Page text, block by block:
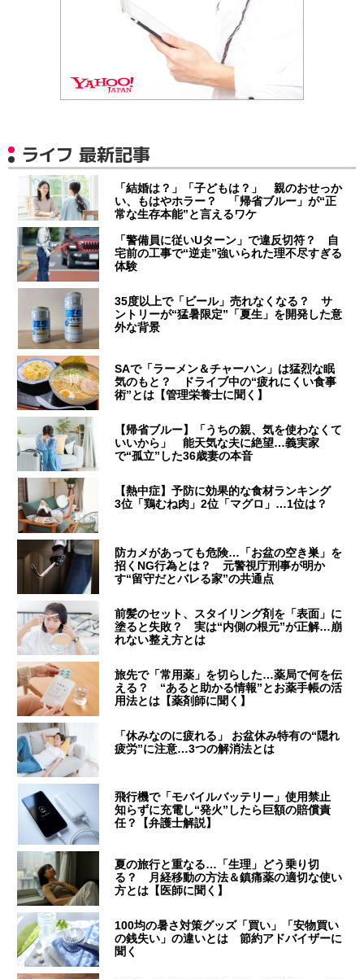
ライフ 最新記事
「結婚は？」「子どもは？」 親のおせっか
い、もはやホラー？ 「帰省ブルー」が“正
常な生存本能”と言えるワケ
「警備員に従いUターン」で違反切符？ 自
宅前の工事で“逆走”強いられた理不尽すぎる
体験
35度以上で「ビール」売れなくなる？ サ
ントリーが“猛暑限定”「夏生」を開発した意
外な背景
SAで「ラーメン＆チャーハン」は猛烈な眠
気のもと？ ドライブ中の“疲れにくい食事
術”とは【管理栄養士に聞く】
【帰省ブルー】「うちの親、気を使わなくて
いいから」 能天気な夫に絶望…義実家
で“孤立”した36歳妻の本音
【熱中症】予防に効果的な食材ランキング
3位「鶏むね肉」2位「マグロ」…1位は？
防カメがあっても危険…「お盆の空き巣」を
招くNG行為とは？ 元警視庁刑事が明か
す“留守だとバレる家”の共通点
前髪のセット、スタイリング剤を「表面」に
塗ると失敗？ 実は“内側の根元”が正解…崩
れない整え方とは
旅先で「常用薬」を切らした…薬局で何を伝
える？ “あると助かる情報”とお薬手帳の活
用法とは【薬剤師に聞く】
「休みなのに疲れる」 お盆休み特有の“隠れ
疲労”に注意…3つの解消法とは
飛行機で「モバイルバッテリー」使用禁止
知らずに充電し“発火”したら巨額の賠償責
任？【弁護士解説】
夏の旅行と重なる…「生理」どう乗り切
る？ 月経移動の方法＆鎮痛薬の適切な使い
方とは【医師に聞く】
100均の暑さ対策グッズ「買い」「安物買い
の銭失い」の違いとは 節約アドバイザーに
聞く